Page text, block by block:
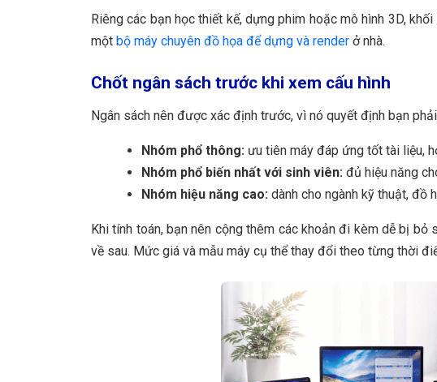
Riêng các bạn học thiết kế, dựng phim hoặc mô hình 3D,
một bộ máy chuyên đồ họa để dựng và render ở nhà.
Chốt ngân sách trước khi xem cấu hình
Ngân sách nên được xác định trước, vì nó quyết định bạn
Nhóm phổ thông: ưu tiên máy đáp ứng tốt tài liệu,
Nhóm phổ biến nhất với sinh viên: đủ hiệu năng
Nhóm hiệu năng cao: dành cho ngành kỹ thuật, đồ
Khi tính toán, bạn nên cộng thêm các khoản đi kèm dễ bị
về sau. Mức giá và mẫu máy cụ thể thay đổi theo từng thời